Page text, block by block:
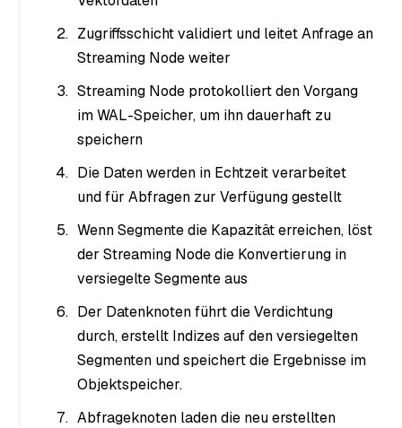
Zugriffsschicht validiert und leitet Anfrage an
Streaming Node weiter
Streaming Node protokolliert den Vorgang
im WAL-Speicher, um ihn dauerhaft zu
speichern
Die Daten werden in Echtzeit verarbeitet
und für Abfragen zur Verfügung gestellt
Wenn Segmente die Kapazität erreichen, löst
der Streaming Node die Konvertierung in
versiegelte Segmente aus
Der Datenknoten führt die Verdichtung
durch, erstellt Indizes auf den versiegelten
Segmenten und speichert die Ergebnisse im
Objektspeicher.
Abfrageknoten laden die neu erstellten